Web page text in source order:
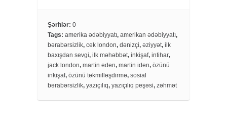
e
b
o
o
k
t
e
r
e
Şərhlər: 0
Tags: amerika ədəbiyyatı, amerikan ədəbiyyatı,
bərabərsizlik, cek london, dənizçi, əziyyət, ilk
baxışdan sevgi, ilk məhəbbət, inkişaf, intihar,
jack london, martin eden, martin iden, özünü
inkişaf, özünü təkmilləşdirmə, sosial
bərabərsizlik, yazıçılıq, yazıçılıq peşəsi, zəhmət